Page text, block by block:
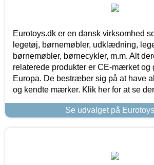
Eurotoys.dk er en dansk virksomhed
legetøj, børnemøbler, udklædning,
børnemøbler, børnecykler, m.m. Alt
relaterede produkter er CE-mærket og
Europa. De bestræber sig på at have
og kendte mærker. Klik her for at se
Se udvalget på